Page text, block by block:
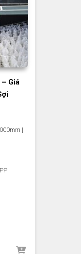
Giá
|